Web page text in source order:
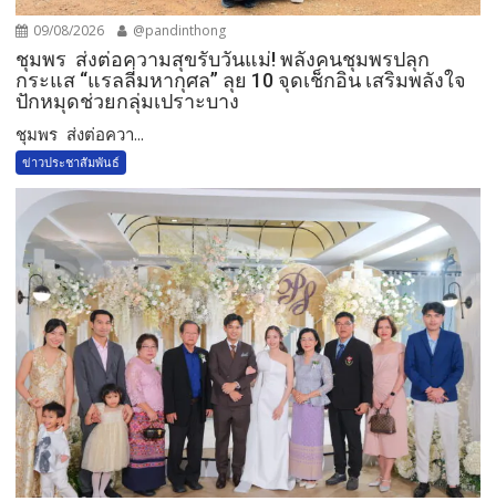
09/08/2026 @pandinthong
ชุมพร ส่งต่อความสุขรับวันแม่! พลังคนชุมพรปลุก
กระแส “แรลลี่มหากุศล” ลุย 10 จุดเช็กอิน เสริมพลังใจ
ปักหมุดช่วยกลุ่มเปราะบาง
ชุมพร ส่งต่อควา...
ข่าวประชาสัมพันธ์